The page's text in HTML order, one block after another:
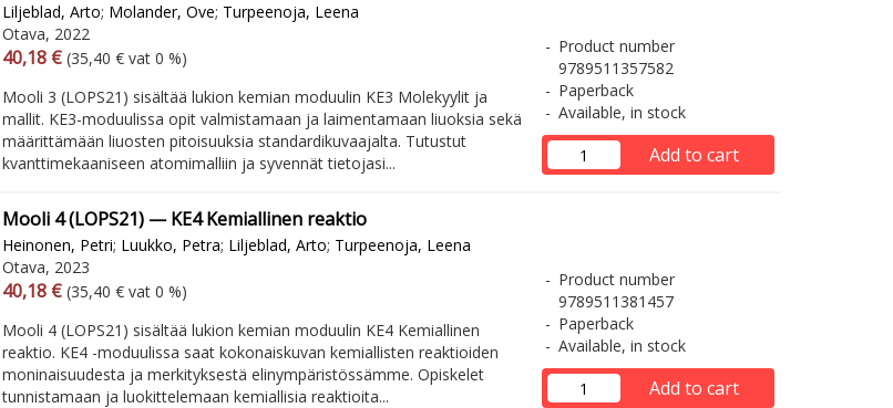
Liljeblad, Arto; Molander, Ove; Turpeenoja, Leena
Otava, 2022
Arvonlisäverollinen hinta
40,18 € Excl. vat
(35,40 € vat 0 %)
Mooli 3 (LOPS21) sisältää lukion kemian moduulin KE3 Molekyylit ja
mallit. KE3-moduulissa opit valmistamaan ja laimentamaan liuoksia sekä
määrittämään liuosten pitoisuuksia standardikuvaajalta. Tutustut
kvanttimekaaniseen atomimalliin ja syvennät tietojasi...
Product number
9789511357582
Paperback
Available, in stock
Add to cart
Mooli 4 (LOPS21) — KE4 Kemiallinen reaktio
Heinonen, Petri; Luukko, Petra; Liljeblad, Arto; Turpeenoja, Leena
Otava, 2023
Arvonlisäverollinen hinta
40,18 € Excl. vat
(35,40 € vat 0 %)
Mooli 4 (LOPS21) sisältää lukion kemian moduulin KE4 Kemiallinen
reaktio. KE4 -moduulissa saat kokonaiskuvan kemiallisten reaktioiden
moninaisuudesta ja merkityksestä elinympäristössämme. Opiskelet
tunnistamaan ja luokittelemaan kemiallisia reaktioita...
Product number
9789511381457
Paperback
Available, in stock
Add to cart